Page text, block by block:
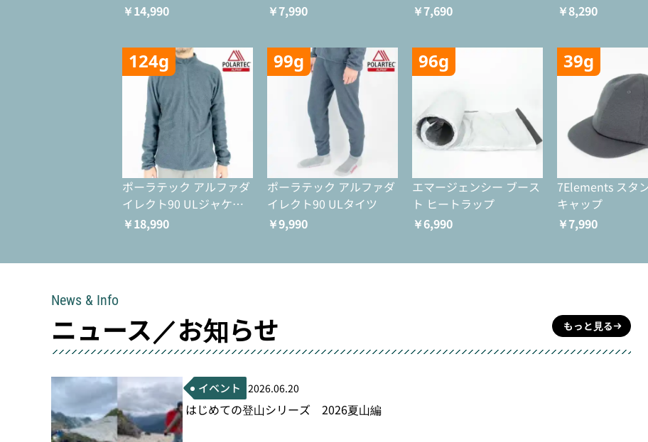
￥14,990
￥7,990
￥7,690
￥8,290
124g
ポーラテック アルファダ
イレクト90 ULジャケッ
ト
￥18,990
99g
ポーラテック アルファダ
イレクト90 ULタイツ
￥9,990
96g
エマージェンシー ブース
ト ヒートラップ
￥6,990
39g
7Elements スタ
キャップ
￥7,990
News & Info
ニュース／お知らせ もっと見る
イベント 2026.06.20
はじめての登山シリーズ 2026夏山編